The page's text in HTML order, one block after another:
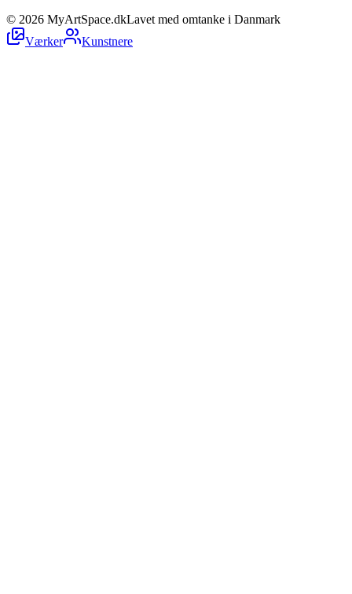
© 2026 MyArtSpace.dkLavet med omtanke i Danmark
Værker
Kunstnere